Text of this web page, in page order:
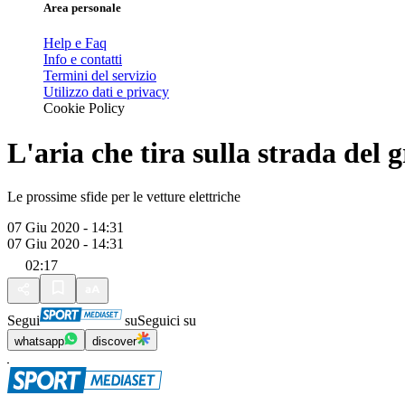
Area personale
Help e Faq
Info e contatti
Termini del servizio
Utilizzo dati e privacy
Cookie Policy
L'aria che tira sulla strada del
Le prossime sfide per le vetture elettriche
07 Giu 2020 - 14:31
07 Giu 2020 - 14:31
02:17
Segui suSeguici su
whatsapp discover